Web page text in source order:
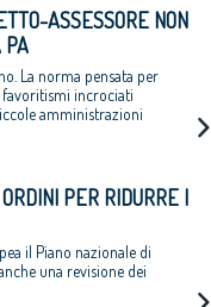
ASSESSORE NON
PA
La norma pensata per
favoritismi incrociati
amministrazioni
PER RIDURRE I
il Piano nazionale di
una revisione dei